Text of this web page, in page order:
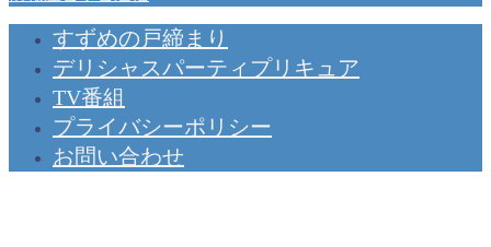
すずめの戸締まり
デリシャスパーティプリキュア
TV番組
プライバシーポリシー
お問い合わせ